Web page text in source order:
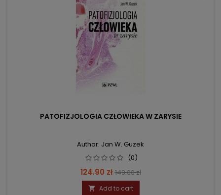
PATOFIZJOLOGIA CZŁOWIEKA W ZARYSIE
Author: Jan W. Guzek
(0)
Price
124.90 zł Regular
price
149.00 zł
 Add to cart